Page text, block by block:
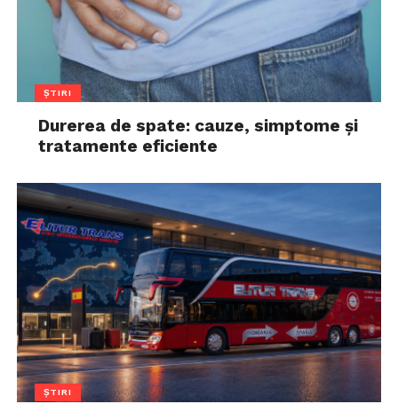
ȘTIRI
Durerea de spate: cauze, simptome și
tratamente eficiente
ȘTIRI